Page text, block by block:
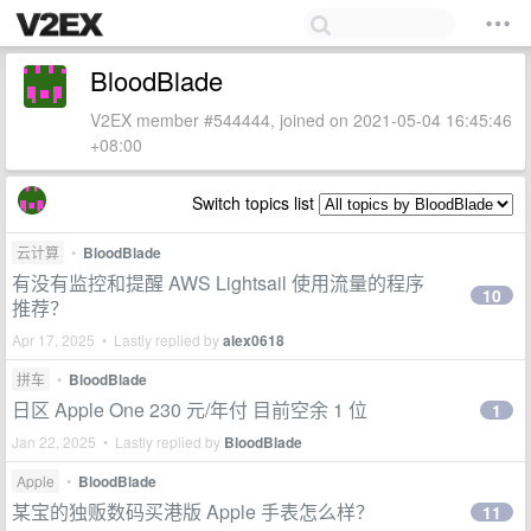
BloodBlade
V2EX member #544444, joined on 2021-05-04 16:45:46
+08:00
Switch topics list
云计算 • BloodBlade
有没有监控和提醒 AWS Lightsail 使用流量的程序
推荐？
Apr 17, 2025 • Lastly replied byalex0618
10
拼车 • BloodBlade
日区 Apple One 230 元/年付 目前空余 1 位
Jan 22, 2025 • Lastly replied by BloodBlade
1
Apple • BloodBlade
某宝的独贩数码买港版 Apple 手表怎么样？ 11